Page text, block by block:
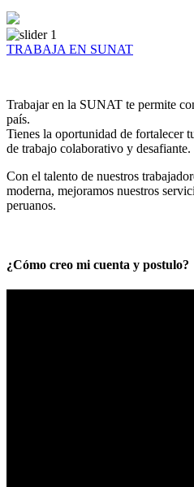
TRABAJA EN SUNAT
Trabajar en la SUNAT te permite
país.
Tienes la oportunidad de fortalecer
de trabajo colaborativo y desafiante.
Con el talento de nuestros
moderna, mejoramos nuestros
peruanos.
¿Cómo creo mi cuenta y postulo?